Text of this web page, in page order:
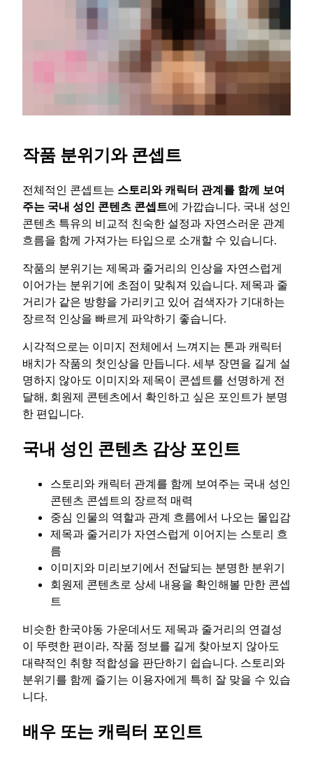
작품 분위기와 콘셉트
전체적인 콘셉트는 스토리와 캐릭터 관계를 함께 보여
주는 국내 성인 콘텐츠 콘셉트에 가깝습니다. 국내 성인
콘텐츠 특유의 비교적 친숙한 설정과 자연스러운 관계
흐름을 함께 가져가는 타입으로 소개할 수 있습니다.
작품의 분위기는 제목과 줄거리의 인상을 자연스럽게
이어가는 분위기에 초점이 맞춰져 있습니다. 제목과 줄
거리가 같은 방향을 가리키고 있어 검색자가 기대하는
장르적 인상을 빠르게 파악하기 좋습니다.
시각적으로는 이미지 전체에서 느껴지는 톤과 캐릭터
배치가 작품의 첫인상을 만듭니다. 세부 장면을 길게 설
명하지 않아도 이미지와 제목이 콘셉트를 선명하게 전
달해, 회원제 콘텐츠에서 확인하고 싶은 포인트가 분명
한 편입니다.
국내 성인 콘텐츠 감상 포인트
스토리와 캐릭터 관계를 함께 보여주는 국내 성인
콘텐츠 콘셉트의 장르적 매력
중심 인물의 역할과 관계 흐름에서 나오는 몰입감
제목과 줄거리가 자연스럽게 이어지는 스토리 흐
름
이미지와 미리보기에서 전달되는 분명한 분위기
회원제 콘텐츠로 상세 내용을 확인해볼 만한 콘셉
트
비슷한 한국야동 가운데서도 제목과 줄거리의 연결성
이 뚜렷한 편이라, 작품 정보를 길게 찾아보지 않아도
대략적인 취향 적합성을 판단하기 쉽습니다. 스토리와
분위기를 함께 즐기는 이용자에게 특히 잘 맞을 수 있습
니다.
배우 또는 캐릭터 포인트